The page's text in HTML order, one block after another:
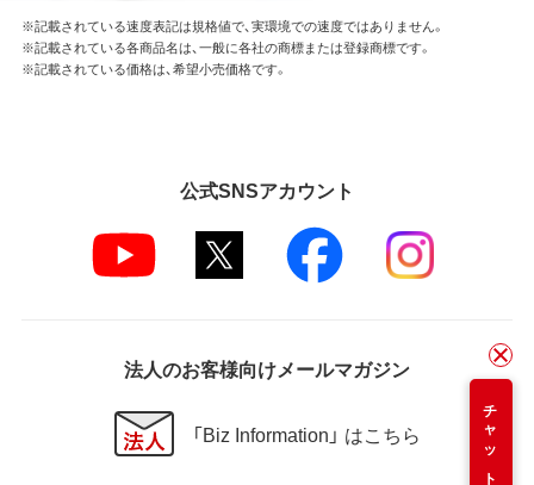
チャット
※記載されている速度表記は規格値で、実環境での速度ではありません。
※記載されている各商品名は、一般に各社の商標または登録商標です。
※記載されている価格は、希望小売価格です。
公式SNSアカウント
法人のお客様向けメールマガジン
「Biz Information」 はこちら